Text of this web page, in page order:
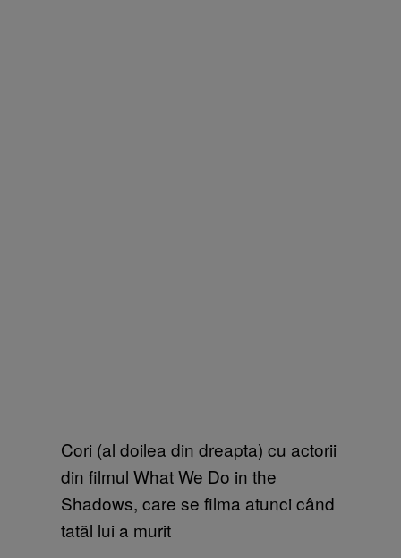
Cori (al doilea din dreapta) cu actorii
din filmul What We Do in the
Shadows, care se filma atunci când
tatăl lui a murit